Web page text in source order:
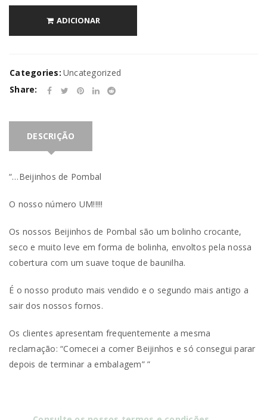
ADICIONAR
Categories: Uncategorized
Share:
DESCRIÇÃO
“…Beijinhos de Pombal
O nosso número UM!!!!!
Os nossos Beijinhos de Pombal são um bolinho crocante,
seco e muito leve em forma de bolinha, envoltos pela nossa
cobertura com um suave toque de baunilha.
É o nosso produto mais vendido e o segundo mais antigo a
sair dos nossos fornos.
Os clientes apresentam frequentemente a mesma
reclamação: “Comecei a comer Beijinhos e só consegui parar
depois de terminar a embalagem” ”